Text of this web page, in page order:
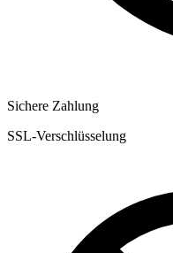
Sichere Zahlung
SSL-Verschlüsselung